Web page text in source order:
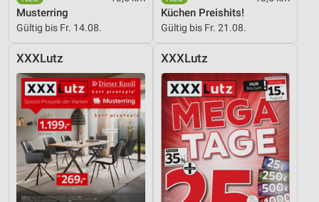
Musterring
Gültig bis Fr. 14.08.
Küchen Preishits!
Gültig bis Fr. 21.08.
XXXLutz XXXLutz